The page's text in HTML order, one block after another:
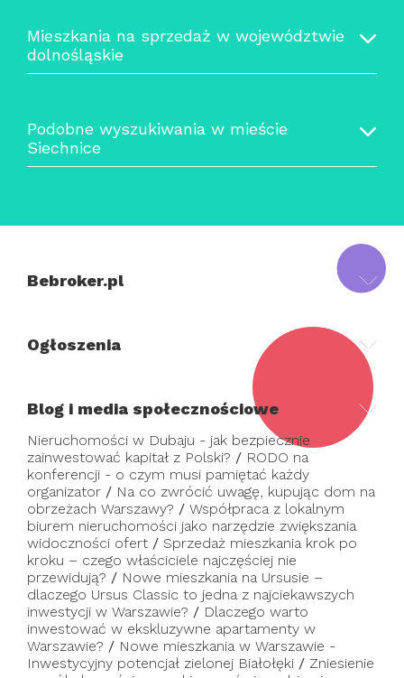
Mieszkania na sprzedaż w województwie
dolnośląskie
Podobne wyszukiwania w mieście
Siechnice
Bebroker.pl
Ogłoszenia
Blog i media społecznościowe
Nieruchomości w Dubaju - jak bezpiecznie
zainwestować kapitał z Polski? / RODO na
konferencji - o czym musi pamiętać każdy
organizator / Na co zwrócić uwagę, kupując dom na
obrzeżach Warszawy? / Współpraca z lokalnym
biurem nieruchomości jako narzędzie zwiększania
widoczności ofert / Sprzedaż mieszkania krok po
kroku – czego właściciele najczęściej nie
przewidują? / Nowe mieszkania na Ursusie –
dlaczego Ursus Classic to jedna z najciekawszych
inwestycji w Warszawie? / Dlaczego warto
inwestować w ekskluzywne apartamenty w
Warszawie? / Nowe mieszkania w Warszawie -
Inwestycyjny potencjał zielonej Białołęki / Zniesienie